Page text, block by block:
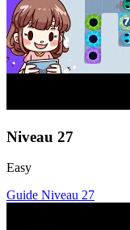
Niveau 27
Easy
Guide Niveau 27